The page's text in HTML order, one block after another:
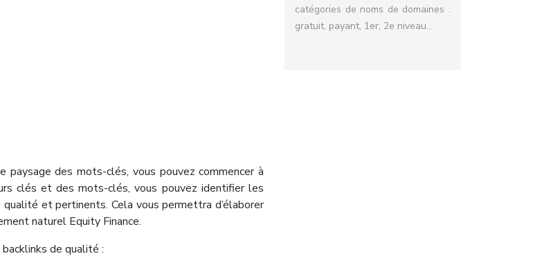
des mots-clés, vous pouvez commencer à
clés et des mots-clés, vous pouvez identifier les
et pertinents. Cela vous permettra d’élaborer
naturel Equity Finance.
de qualité :
catégories de noms de domaines :
gratuit, payant, 1er, 2e niveau…